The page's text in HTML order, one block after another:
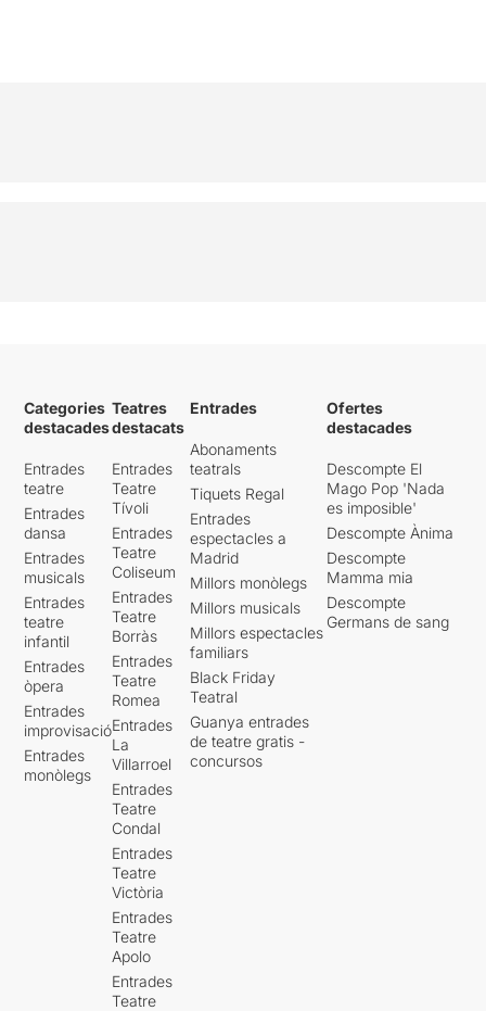
Categories
destacades
Entrades
teatre
Entrades
dansa
Entrades
musicals
Entrades
teatre
infantil
Entrades
òpera
Entrades
improvisació
Entrades
monòlegs
Teatres
destacats
Entrades
Teatre
Tívoli
Entrades
Teatre
Coliseum
Entrades
Teatre
Borràs
Entrades
Teatre
Romea
Entrades
La
Villarroel
Entrades
Teatre
Condal
Entrades
Teatre
Victòria
Entrades
Teatre
Apolo
Entrades
Teatre
Entrades
Abonaments
teatrals
Tiquets Regal
Entrades
espectacles a
Madrid
Millors monòlegs
Millors musicals
Millors espectacles
familiars
Black Friday
Teatral
Guanya entrades
de teatre gratis -
concursos
Ofertes
destacades
Descompte El
Mago Pop 'Nada
es imposible'
Descompte Ànima
Descompte
Mamma mia
Descompte
Germans de sang